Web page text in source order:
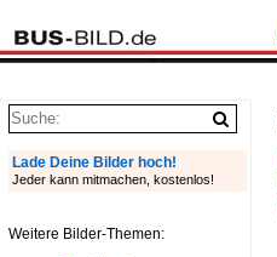
Lade Deine Bilder hoch!
Jeder kann mitmachen, kostenlos!
Weitere Bilder-Themen: